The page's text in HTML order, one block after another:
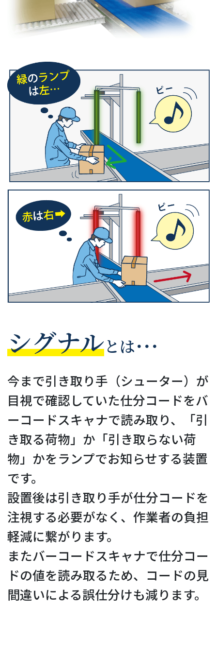
シグナルとは･･･
今まで引き取り手（シューター）が
目視で確認していた仕分コードをバ
ーコードスキャナで読み取り、「引
き取る荷物」か「引き取らない荷
物」かをランプでお知らせする装置
です。
設置後は引き取り手が仕分コードを
注視する必要がなく、作業者の負担
軽減に繋がります。
またバーコードスキャナで仕分コー
ドの値を読み取るため、コードの見
間違いによる誤仕分けも減ります。